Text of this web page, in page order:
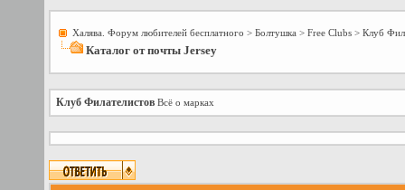
Халява. Форум любителей бесплатного > Болтушка > Free Сlubs > Клуб
Каталог от почты Jersey
Клуб Филателистов Всё о марках